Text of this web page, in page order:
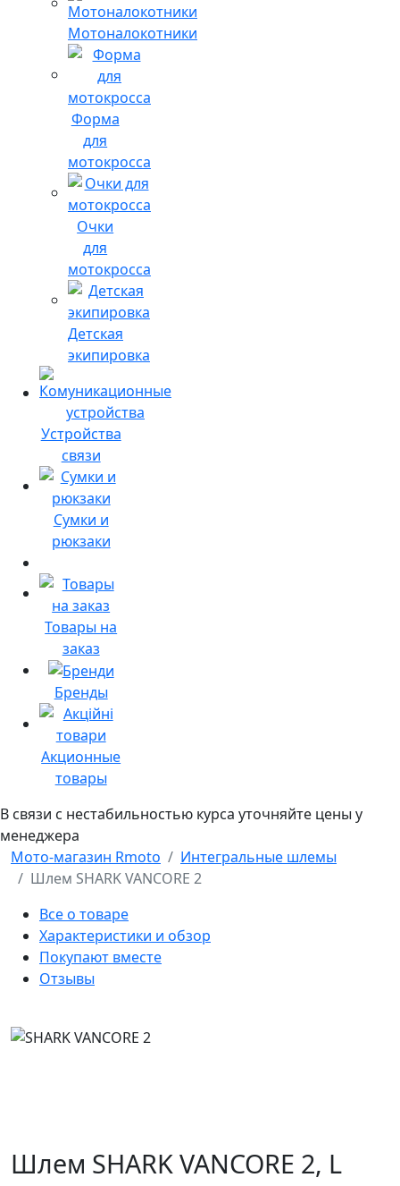
Мотоналокотники
Форма
для
мотокросса
Очки
для
мотокросса
Детская
экипировка
Устройства
связи
Сумки и
рюкзаки
Товары на
заказ
Бренды
Акционные
товары
В связи с нестабильностью курса уточняйте цены у
менеджера
Мото-магазин Rmoto
Интегральные шлемы
Шлем SHARK VANCORE 2
Все о товаре
Характеристики и обзор
Покупают вместе
Отзывы
Шлем SHARK VANCORE 2, L